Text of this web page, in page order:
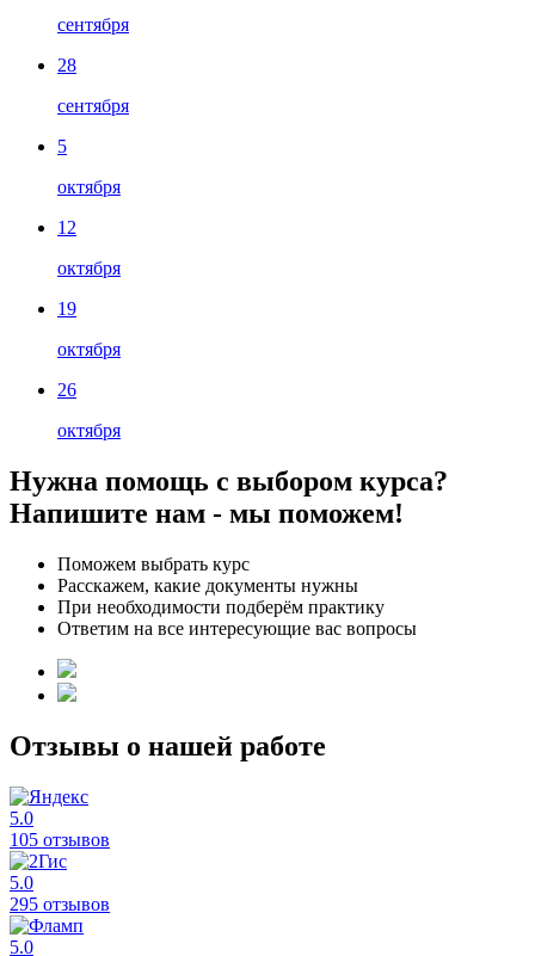
сентября
28
сентября
5
октября
12
октября
19
октября
26
октября
Нужна помощь с выбором курса?
Напишите нам - мы поможем!
Поможем выбрать курс
Расскажем, какие документы нужны
При необходимости подберём практику
Ответим на все интересующие вас вопросы
Отзывы о нашей работе
5.0
105 отзывов
5.0
295 отзывов
5.0